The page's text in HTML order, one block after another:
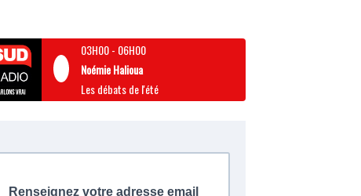
03H00- 06H00
Noémie Halioua
Les débats de l'été